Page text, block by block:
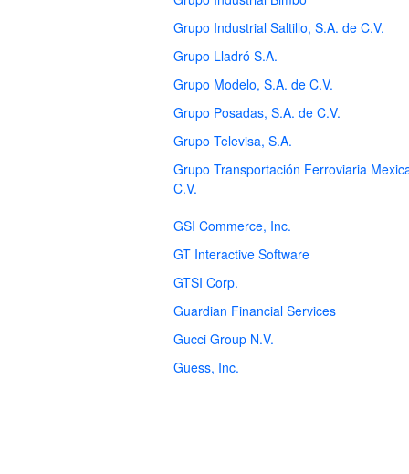
Grupo Industrial Saltillo, S.A. de C.V.
Grupo Lladró S.A.
Grupo Modelo, S.A. de C.V.
Grupo Posadas, S.A. de C.V.
Grupo Televisa, S.A.
Grupo Transportación Ferroviaria
C.V.
GSI Commerce, Inc.
GT Interactive Software
GTSI Corp.
Guardian Financial Services
Gucci Group N.V.
Guess, Inc.